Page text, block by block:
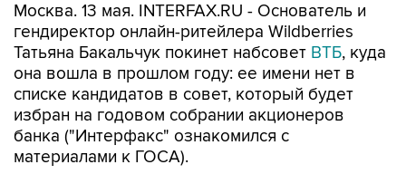
Москва. 13 мая. INTERFAX.RU - Основатель и
гендиректор онлайн-ритейлера Wildberries
Татьяна Бакальчук покинет набсовет ВТБ, куда
она вошла в прошлом году: ее имени нет в
списке кандидатов в совет, который будет
избран на годовом собрании акционеров
банка ("Интерфакс" ознакомился с
материалами к ГОСА).